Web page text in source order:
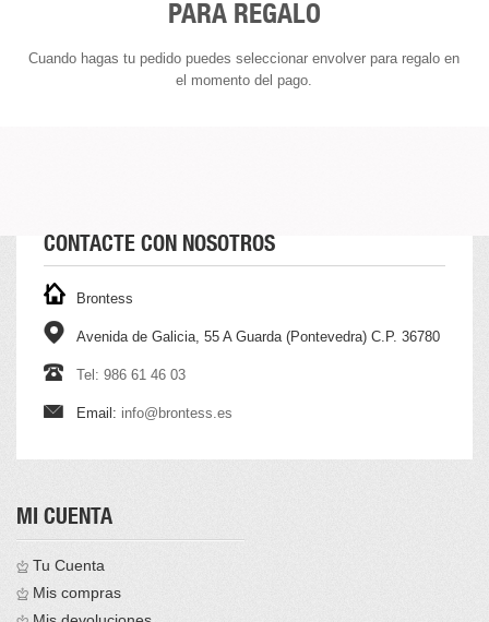
PARA REGALO
Cuando hagas tu pedido puedes seleccionar envolver para regalo en
el momento del pago.
CONTACTE CON NOSOTROS
Brontess
Avenida de Galicia, 55 A Guarda (Pontevedra) C.P. 36780
Tel: 986 61 46 03
Email: info@brontess.es
MI CUENTA
Tu Cuenta
Mis compras